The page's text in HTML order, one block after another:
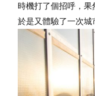
時機打了個招呼，果
於是又體驗了一次城